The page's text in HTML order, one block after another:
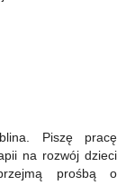
Piszę pracę
na rozwój dzieci
prośbą o